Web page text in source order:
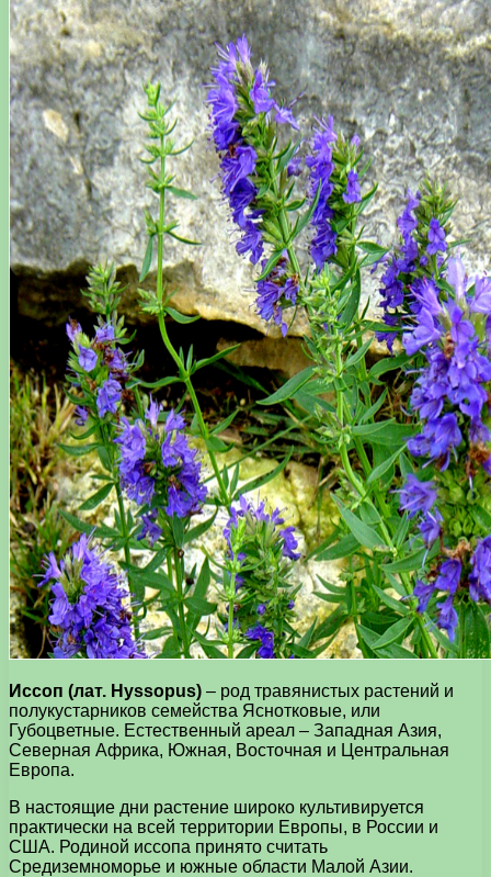
Иссоп (лат. Hyssopus) – род травянистых растений и
полукустарников семейства Яснотковые, или
Губоцветные. Естественный ареал – Западная Азия,
Северная Африка, Южная, Восточная и Центральная
Европа.
В настоящие дни растение широко культивируется
практически на всей территории Европы, в России и
США. Родиной иссопа принято считать
Средиземноморье и южные области Малой Азии.